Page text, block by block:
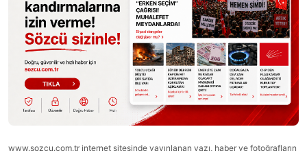
www.sozcu.com.tr internet sitesinde yayınlanan yazı, haber ve fotoğrafların